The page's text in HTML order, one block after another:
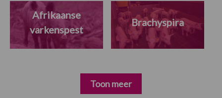
Afrikaanse
varkenspest
Brachyspira
Toon meer